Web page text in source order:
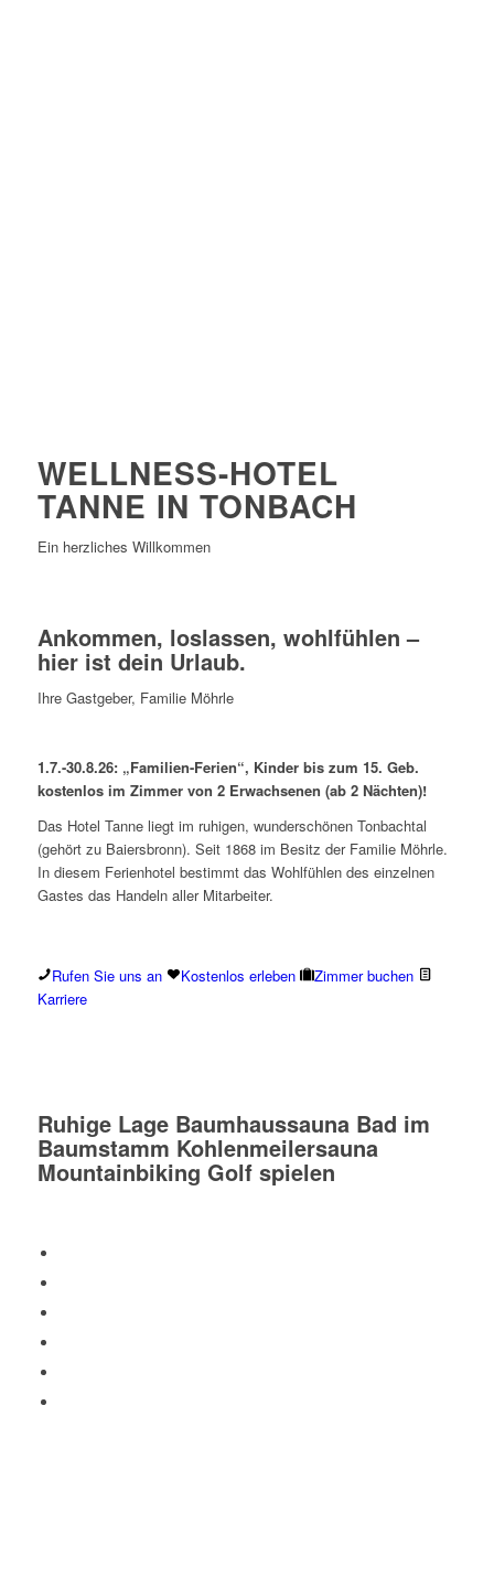
WELLNESS-HOTEL
TANNE IN TONBACH
Ein herzliches Willkommen
Ankommen, loslassen, wohlfühlen –
hier ist dein Urlaub.
Ihre Gastgeber, Familie Möhrle
1.7.-30.8.26: „Familien-Ferien“, Kinder bis zum 15. Geb.
kostenlos im Zimmer von 2 Erwachsenen (ab 2 Nächten)!
Das Hotel Tanne liegt im ruhigen, wunderschönen Tonbachtal
(gehört zu Baiersbronn). Seit 1868 im Besitz der Familie Möhrle.
In diesem Ferienhotel bestimmt das Wohlfühlen des einzelnen
Gastes das Handeln aller Mitarbeiter.
Rufen Sie uns an Kostenlos erleben
Zimmer buchen
Karriere
Ruhige Lage Baumhaussauna Bad im
Baumstamm Kohlenmeilersauna
Mountainbiking Golf spielen